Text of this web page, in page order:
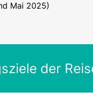
Mai 2025)
der